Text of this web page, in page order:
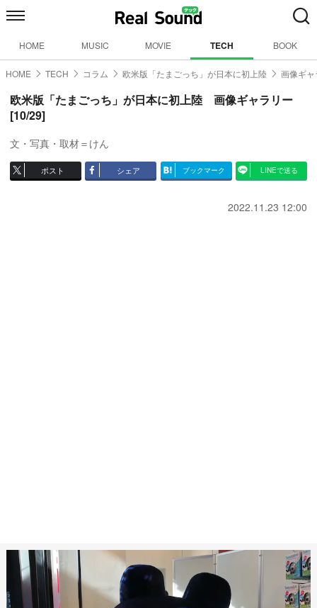
HOME MUSIC MOVIE TECH BOOK
HOME TECH コラム 欧米版「たまごっち」が日本に初上陸 画像ギ
欧米版「たまごっち」が日本に初上陸 画像ギャラリー
[10/29]
文・写真・取材＝けん
ポスト シェア ブックマーク LINEで送る
2022.11.23 12:00